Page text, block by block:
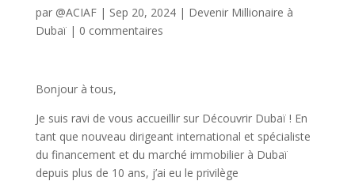
par @ACIAF| Sep 20, 2024| Devenir Millionaire à
Dubaï| 0 commentaires
Bonjour à tous,
Je suis ravi de vous accueillir sur Découvrir Dubaï ! En
tant que nouveau dirigeant international et spécialiste
du financement et du marché immobilier à Dubaï
depuis plus de 10 ans, j’ai eu le privilège